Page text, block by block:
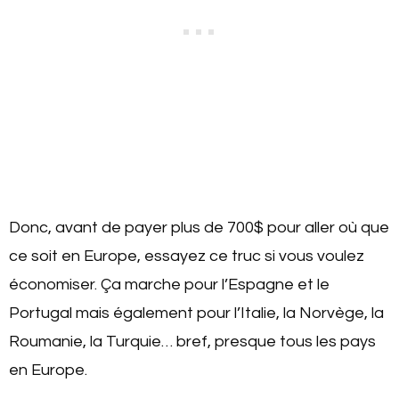
Donc, avant de payer plus de 700$ pour aller où que
ce soit en Europe, essayez ce truc si vous voulez
économiser. Ça marche pour l’Espagne et le
Portugal mais également pour l’Italie, la Norvège, la
Roumanie, la Turquie… bref, presque tous les pays
en Europe.